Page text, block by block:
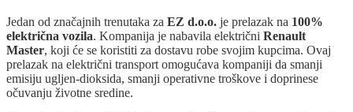
Jedan od značajnih trenutaka za EZ d.o.o. je prelazak na 100%
električna vozila. Kompanija je nabavila električni Renault
Master, koji će se koristiti za dostavu robe svojim kupcima. Ovaj
prelazak na električni transport omogućava kompaniji da smanji
emisiju ugljen-dioksida, smanji operativne troškove i doprinese
očuvanju životne sredine.